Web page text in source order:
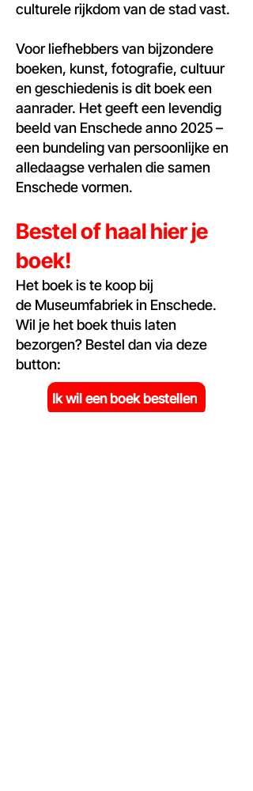
culturele rijkdom van de stad vast.
Voor liefhebbers van bijzondere
boeken, kunst, fotografie, cultuur
en geschiedenis is dit boek een
aanrader. Het geeft een levendig
beeld van Enschede anno 2025 –
een bundeling van persoonlijke en
alledaagse verhalen die samen
Enschede vormen.
Bestel of haal hier je
boek!
Het boek is te koop bij
de Museumfabriek in Enschede.
Wil je het boek thuis laten
bezorgen? Bestel dan via deze
button:
Ik wil een boek bestellen